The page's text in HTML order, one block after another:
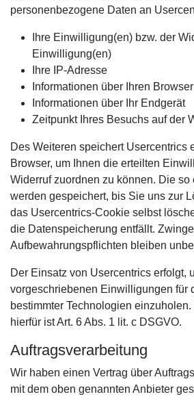
personenbezogene Daten an
Ihre Einwilligung(en) bzw. der
Einwilligung(en)
Ihre IP-Adresse
Informationen über Ihren Browser
Informationen über Ihr Endgerät
Zeitpunkt Ihres Besuchs auf der
Des Weiteren speichert Usercentrics
Browser, um Ihnen die erteilten
Widerruf zuordnen zu können. Die so
werden gespeichert, bis Sie uns zur
das Usercentrics-Cookie selbst
die Datenspeicherung entfällt.
Aufbewahrungspflichten bleiben
Der Einsatz von Usercentrics erfolgt,
vorgeschriebenen Einwilligungen für
bestimmter Technologien
hierfür ist Art. 6 Abs. 1 lit. c DSGVO.
Auftragsverarbeitung
Wir haben einen Vertrag über
mit dem oben genannten Anbieter